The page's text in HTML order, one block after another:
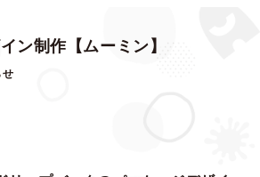
ン制作【ムーミン】
せ